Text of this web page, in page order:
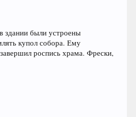
здании были устроены
купол собора. Ему
роспись храма. Фрески,